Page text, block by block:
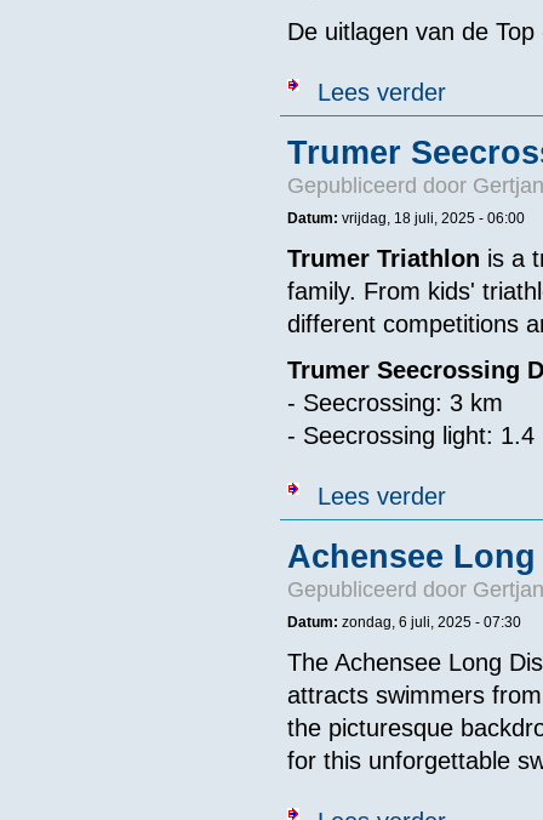
De uitlagen van de
Lees verderover
Trumer
Gepubliceerd door
Datum: vrijdag, 18 juli, 2025 - 06:00
Trumer Triathlon is a
family. From kids'
different competitions
Trumer Seecrossing
- Seecrossing: 3 km
- Seecrossing light: 1.4
Lees verderover Trumer
Achensee
Gepubliceerd door
Datum: zondag, 6 juli, 2025 - 07:30
The Achensee Long
attracts swimmers
the picturesque
for this unforgettable
over